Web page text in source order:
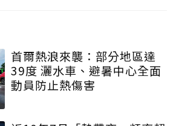
首爾熱浪來襲：部分地區達
39度 灑水車、避暑中心全面
動員防止熱傷害